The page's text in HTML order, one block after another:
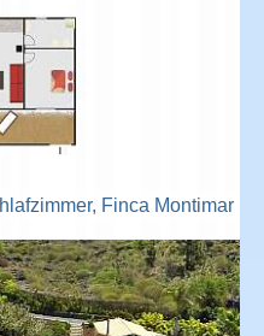
Finca Montimar